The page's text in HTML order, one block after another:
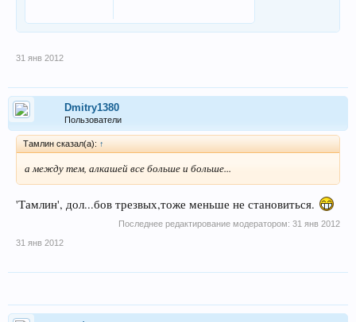
31 янв 2012
Dmitry1380
Пользователи
Тамлин сказал(а): ↑
а между тем, алкашей все больше и больше...
'Тамлин', дол...бов трезвых,тоже меньше не становиться.
Последнее редактирование модератором: 31 янв 2012
31 янв 2012